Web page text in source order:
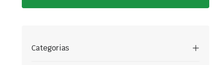
Categorias